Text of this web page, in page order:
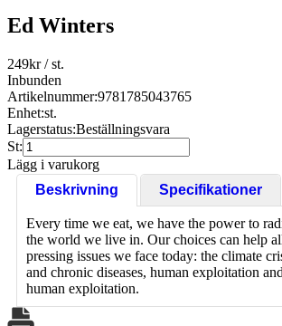
Ed Winters
249kr/ st.
Inbunden
Artikelnummer:9781785043765
Enhet:st.
Lagerstatus:Beställningsvara
St:
Lägg i varukorg
Beskrivning
Specifikationer
Every time we eat, we have the power to
the world we live in. Our choices can help
pressing issues we face today: the climate
and chronic diseases, human exploitation
human exploitation.